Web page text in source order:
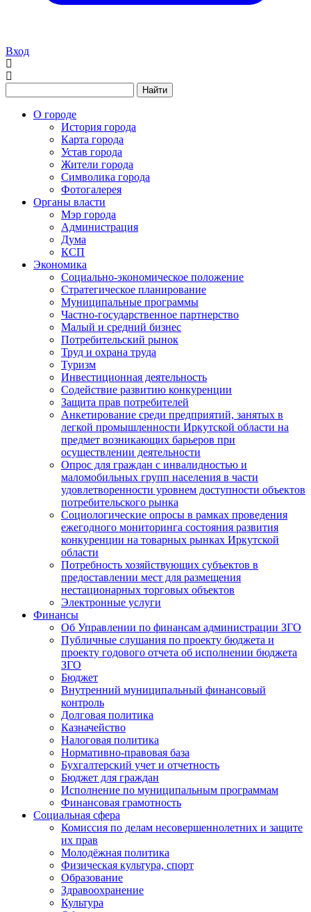
Вход
Найти
О городе
История города
Карта города
Устав города
Жители города
Символика города
Фотогалерея
Органы власти
Мэр города
Администрация
Дума
КСП
Экономика
Социально-экономическое положение
Стратегическое планирование
Муниципальные программы
Частно-государственное партнерство
Малый и средний бизнес
Потребительский рынок
Труд и охрана труда
Туризм
Инвестиционная деятельность
Содействие развитию конкуренции
Защита прав потребителей
Анкетирование среди предприятий, занятых в
легкой промышленности Иркутской области на
предмет возникающих барьеров при
осуществлении деятельности
Опрос для граждан с инвалидностью и
маломобильных групп населения в части
удовлетворенности уровнем доступности объектов
потребительского рынка
Социологические опросы в рамках проведения
ежегодного мониторинга состояния развития
конкуренции на товарных рынках Иркутской
области
Потребность хозяйствующих субъектов в
предоставлении мест для размещения
нестационарных торговых объектов
Электронные услуги
Финансы
Об Управлении по финансам администрации ЗГО
Публичные слушания по проекту бюджета и
проекту годового отчета об исполнении бюджета
ЗГО
Бюджет
Внутренний муниципальный финансовый
контроль
Долговая политика
Казначейство
Налоговая политика
Нормативно-правовая база
Бухгалтерский учет и отчетность
Бюджет для граждан
Исполнение по муниципальным программам
Финансовая грамотность
Социальная сфера
Комиссия по делам несовершеннолетних и защите
их прав
Молодёжная политика
Физическая культура, спорт
Образование
Здравоохранение
Культура